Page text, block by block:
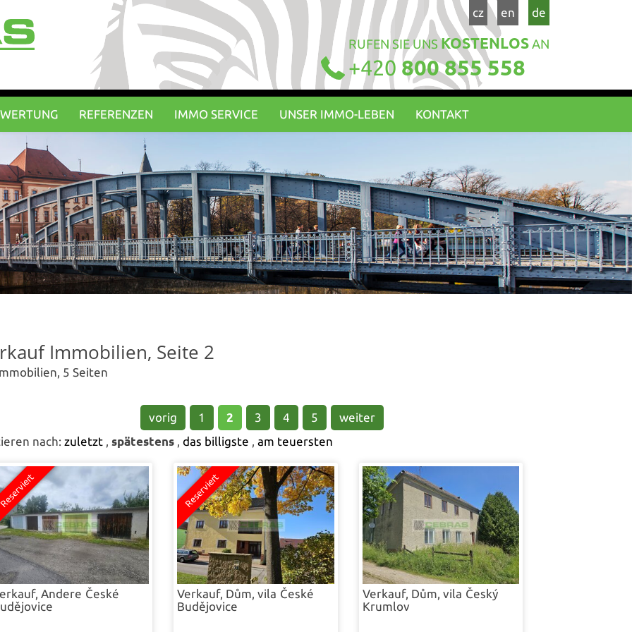
cz en de
RUFEN SIE UNS KOSTENLOS AN
+420 800 855 558
REFERENZEN IMMO SERVICE UNSER IMMO-LEBEN KONTAKT
Immobilien, Seite 2
5 Seiten
vorig 1 2 3 4 5
weiter
nach: zuletzt , spätestens , das billigste , am teuersten
Andere České
Verkauf, Dům, vila České
Budějovice
Verkauf, Dům, vila Český
Krumlov